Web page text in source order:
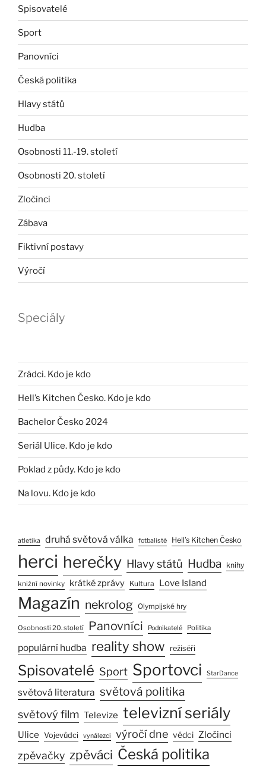
Spisovatelé
Sport
Panovníci
Česká politika
Hlavy států
Hudba
Osobnosti 11.-19. století
Osobnosti 20. století
Zločinci
Zábava
Fiktivní postavy
Výročí
Speciály
Zrádci. Kdo je kdo
Hell’s Kitchen Česko. Kdo je kdo
Bachelor Česko 2024
Seriál Ulice. Kdo je kdo
Poklad z půdy. Kdo je kdo
Na lovu. Kdo je kdo
atletika druhá světová válka fotbalisté Hell’s Kitchen Česko
herci herečky Hlavy států Hudba knihy
knižní novinky krátké zprávy Kultura Love Island
Magazín nekrolog Olympijské hry
Osobnosti 20. století Panovníci Podnikatelé Politika
populární hudba reality show režiséři
Spisovatelé Sport Sportovci StarDance
světová literatura světová politika
světový film Televize televizní seriály
Ulice Vojevůdci vynálezci výročí dne vědci Zločinci
zpěvačky zpěváci Česká politika